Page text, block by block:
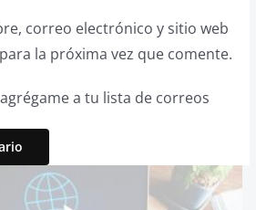
correo electrónico y sitio web
la próxima vez que comente.
a tu lista de correos